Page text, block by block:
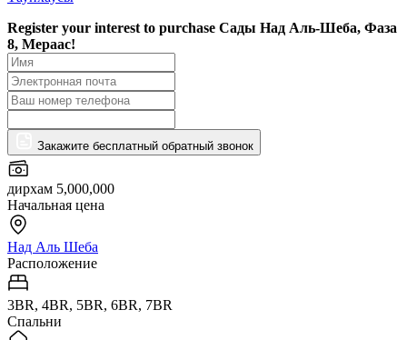
Register your interest to purchase Сады Над Аль-Шеба, Фаза
8, Мераас!
Закажите бесплатный обратный звонок
дирхам 5,000,000
Начальная цена
Над Аль Шеба
Расположение
3BR, 4BR, 5BR, 6BR, 7BR
Спальни